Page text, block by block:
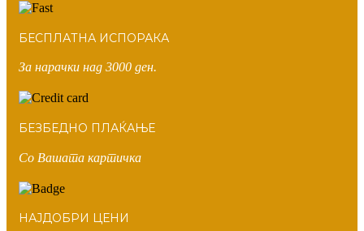
БЕСПЛАТНА ИСПОРАКА
За нарачки над 3000 ден.
БЕЗБЕДНО ПЛАЌАЊЕ
Со Вашата картичка
НАЈДОБРИ ЦЕНИ